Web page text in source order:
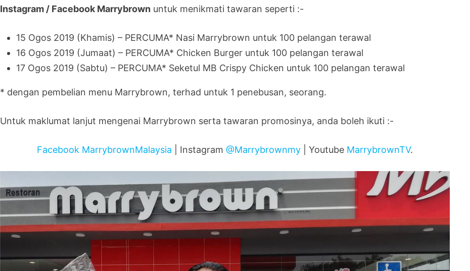
Instagram / Facebook Marrybrown untuk menikmati tawaran seperti :-
15 Ogos 2019 (Khamis) – PERCUMA* Nasi Marrybrown untuk 100 pelangan terawal
16 Ogos 2019 (Jumaat) – PERCUMA* Chicken Burger untuk 100 pelangan terawal
17 Ogos 2019 (Sabtu) – PERCUMA* Seketul MB Crispy Chicken untuk 100 pelangan terawal
* dengan pembelian menu Marrybrown, terhad untuk 1 penebusan, seorang.
Untuk maklumat lanjut mengenai Marrybrown serta tawaran promosinya, anda boleh ikuti :-
Facebook MarrybrownMalaysia | Instagram @Marrybrownmy| Youtube MarrybrownTV.